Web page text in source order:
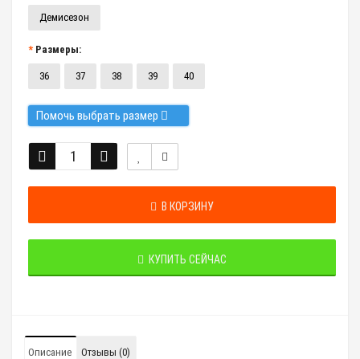
Демисезон
Размеры:
36 37 38 39 40
Помочь выбрать размер
В КОРЗИНУ
КУПИТЬ СЕЙЧАС
Описание Отзывы (0)